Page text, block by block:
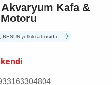
Akvaryum Kafa &
yetkili satıcısıdır.